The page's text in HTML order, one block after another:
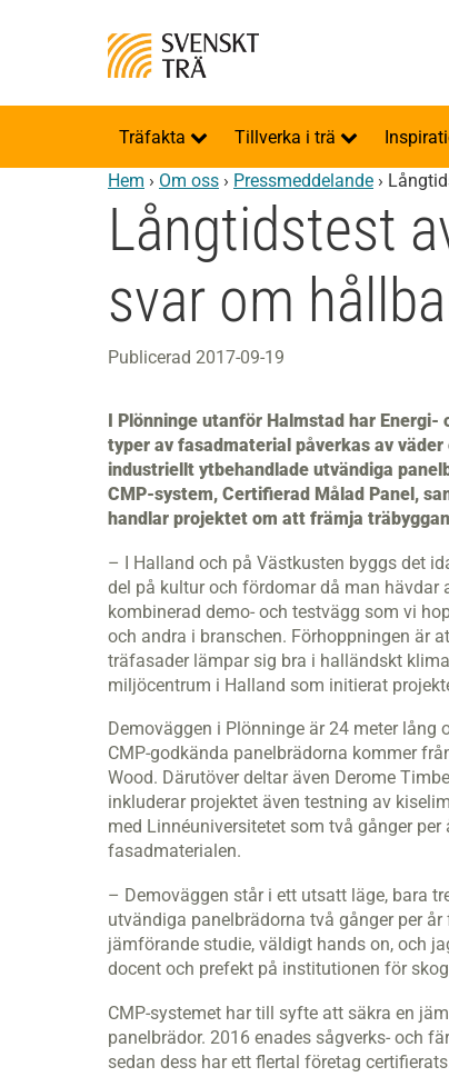
Träfakta Tillverka i trä
Hem › Om oss › Pressmeddelande ›
Långtidstest
svar om
Publicerad 2017-09-19
I Plönninge utanför Halmstad har
typer av fasadmaterial påverkas av
industriellt ytbehandlade utvändiga
CMP-system, Certifierad Målad Panel,
handlar projektet om att främja
– I Halland och på Västkusten byggs det
del på kultur och fördomar då man hävdar
kombinerad demo- och testvägg som vi
och andra i branschen. Förhoppningen är
träfasader lämpar sig bra i halländskt
miljöcentrum i Halland som initierat
Demoväggen i Plönninge är 24 meter
CMP-godkända panelbrädorna kommer
Wood. Därutöver deltar även Derome
inkluderar projektet även testning av
med Linnéuniversitetet som två gånger
fasadmaterialen.
– Demoväggen står i ett utsatt läge, bara
utvändiga panelbrädorna två gånger per
jämförande studie, väldigt hands on, och
docent och prefekt på institutionen för
CMP-systemet har till syfte att säkra en
panelbrädor. 2016 enades sågverks- och
sedan dess har ett flertal företag